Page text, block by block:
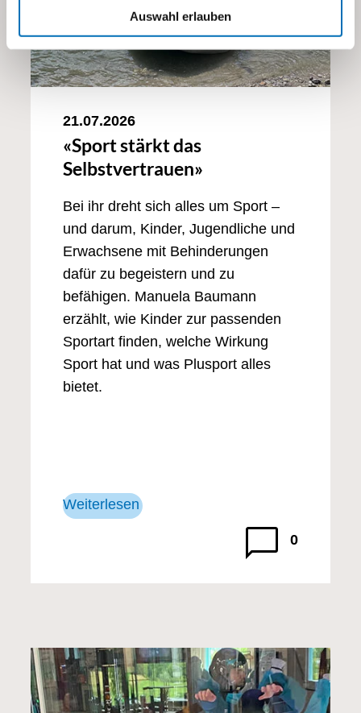
Auswahl erlauben
21.07.2026
«Sport stärkt das
Selbstvertrauen»
Bei ihr dreht sich alles um Sport –
und darum, Kinder, Jugendliche und
Erwachsene mit Behinderungen
dafür zu begeistern und zu
befähigen. Manuela Baumann
erzählt, wie Kinder zur passenden
Sportart finden, welche Wirkung
Sport hat und was Plusport alles
bietet.
Weiterlesen
0